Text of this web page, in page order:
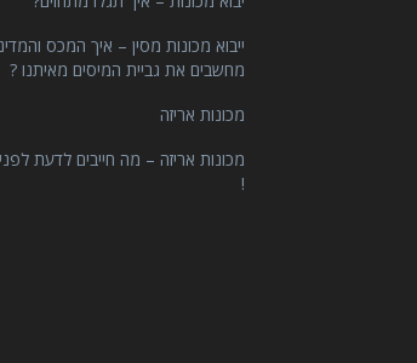
ייבוא מכונות מסין – איך המכס
מחשבים את גביית המיסים מאיתנו ?
מכונות אריזה
מכונות אריזה – מה חייבים לדעת
!